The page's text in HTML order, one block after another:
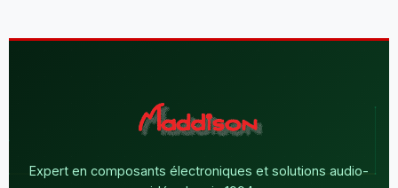
Expert en composants électroniques et solutions audio-